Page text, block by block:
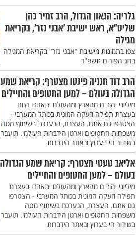
גלריה: הגאון הגדול, הרב זמיר כהן
שליט"א, ראש ישיבת 'אבני נזר', בקריאת
מגילה
צפו בתמונות מישיבת "אבני נזר" בקריאת המגילה
בחג הפורים תשפ"ד
הרב דוד חנניה פינטו מצטרף: קריאת שמע
הגדולה בעולם – למען החטופים והחיילים
מיליוני יהודים מהארץ ומהעולם יתאחדו היום
בעצרת תפילה וזעקה המונית בכותל המערבי -
הצטרפו גם אתם. העצרת, הנערכת בשיתוף מטה
משפחות החטופים וארגון הידברות העולמי. תועבר
בשידור חי בערוץ ובאתר הידברות
אליאב טעטי מצטרף: קריאת שמע הגדולה
בעולם – למען החטופים והחיילים
מיליוני יהודים מהארץ ומהעולם יתאחדו בעצרת
תפילה וזעקה המונית בכותל המערבי - הצטרפו
גם אתם. העצרת, הנערכת בשיתוף מטה
משפחות החטופים וארגון הידברות העולמי. תועבר
בשידור חי בערוץ ובאתר הידברות